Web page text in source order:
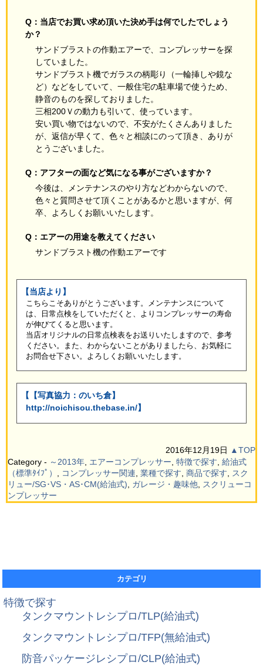
Q：当店でお買い求め頂いた決め手は何でしたでしょう
か？
サンドブラストの作動エアーで、コンプレッサーを探
していました。
サンドブラスト機でガラスの柄彫り（一輪挿しや鏡な
ど）などをしていて、一般住宅の駐車場で使うため、
静音のものを探しておりました。
三相200Ｖの動力も引いて、使っています。
安い買い物ではないので、不安がたくさんありました
が、返信が早くて、色々と相談にのって頂き、ありが
とうございました。
Q：アフターの面など気になる事がございますか？
今後は、メンテナンスのやり方などわからないので、
色々と質問させて頂くことがあるかと思いますが、何
卒、よろしくお願いいたします。
Q：エアーの用途を教えてください
サンドブラスト機の作動エアーです
【当店より】
こちらこそありがとうございます。メンテナンスについて
は、日常点検をしていただくと、よりコンプレッサーの寿命
が伸びてくると思います。
当店オリジナルの日常点検表をお送りいたしますので、参考
ください。また、わからないことがありましたら、お気軽に
お問合せ下さい。よろしくお願いいたします。
【【写真協力：のいち倉】
http://noichisou.thebase.in/】
2016年12月19日 ▲TOP
Category - ～2013年 エアーコンプレッサー 特徴で探す 給油式
（標準ﾀｲﾌﾟ）
コンプレッサー関連 業種で探す 商品で探す
スク
リュー/SG･VS・AS･CM(給油式)
ガレージ・趣味他
スクリューコ
ンプレッサー
カテゴリ
特徴で探す
タンクマウントレシプロ/TLP(給油式)
タンクマウントレシプロ/TFP(無給油式)
防音パッケージレシプロ/CLP(給油式)